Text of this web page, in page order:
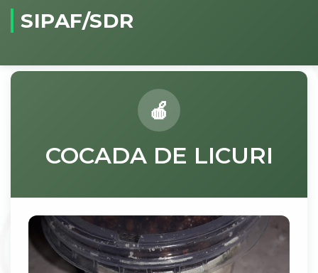
SIPAF/SDR
COCADA DE LICURI